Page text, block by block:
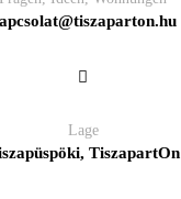
Lage
TiszapartOn